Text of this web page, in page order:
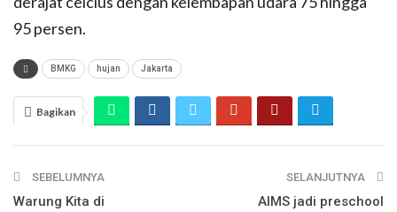
95 persen.
BMKG hujan Jakarta
Bagikan
SEBELUMNYA
Warung Kita di
SELANJUTNYA
AIMS jadi preschool